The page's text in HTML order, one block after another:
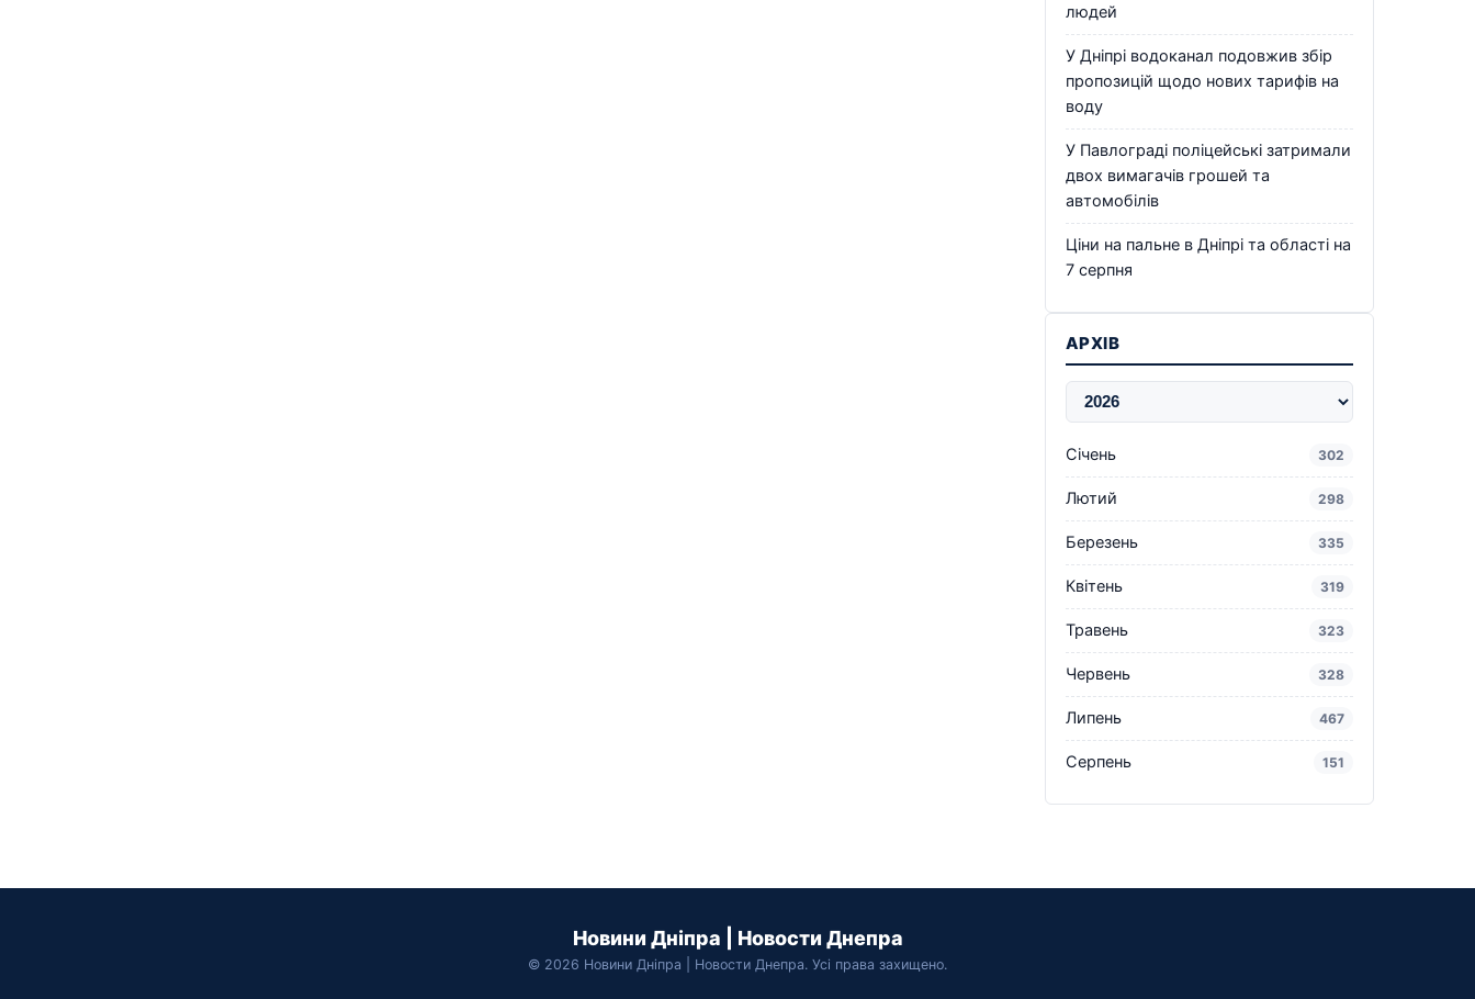
людей
У Дніпрі водоканал подовжив збір
пропозицій щодо нових тарифів на
воду
У Павлограді поліцейські затримали
двох вимагачів грошей та
автомобілів
Ціни на пальне в Дніпрі та області на
7 серпня
АРХІВ
Січень 302
Лютий 298
Березень 335
Квітень 319
Травень 323
Червень 328
Липень 467
Серпень 151
Новини Дніпра | Новости Днепра
© 2026 Новини Дніпра | Новости Днепра. Усі права захищено.